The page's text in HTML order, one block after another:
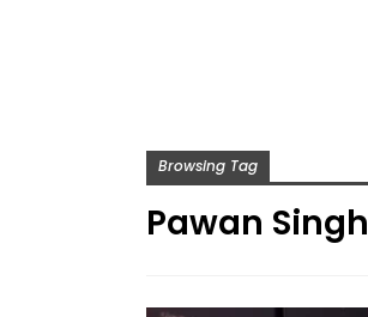
Browsing Tag
Pawan Singh